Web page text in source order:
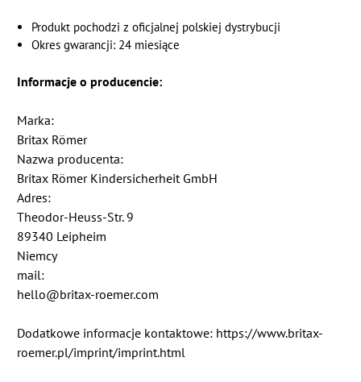
Produkt pochodzi z oficjalnej polskiej dystrybucji
Okres gwarancji: 24 miesiące
Informacje o producencie:
Marka:
Britax Römer
Nazwa producenta:
Britax Römer Kindersicherheit GmbH
Adres:
Theodor-Heuss-Str. 9
89340 Leipheim
Niemcy
mail:
hello@britax-roemer.com
Dodatkowe informacje kontaktowe: https://www.britax-
roemer.pl/imprint/imprint.html